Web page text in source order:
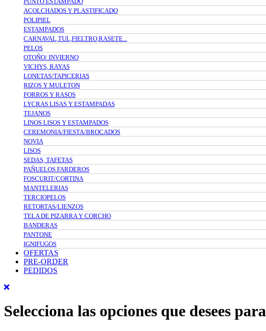
ACOLCHADOS Y PLASTIFICADO
POLIPIEL
ESTAMPADOS
CARNAVAL,TUL,FIELTRO,RASETE...
PELOS
OTOÑO/ INVIERNO
VICHYS, RAYAS
LONETAS/TAPICERIAS
RIZOS Y MULETON
FORROS Y RASOS
LYCRAS LISAS Y ESTAMPADAS
TEJANOS
LINOS LISOS Y ESTAMPADOS
CEREMONIA/FIESTA/BROCADOS
NOVIA
LISOS
SEDAS, TAFETAS
PAÑUELOS FARDEROS
FOSCURIT/CORTINA
MANTELERIAS
TERCIOPELOS
RETORTAS/LIENZOS
TELA DE PIZARRA Y CORCHO
BANDERAS
PANTONE
IGNIFUGOS
OFERTAS
PRE-ORDER
PEDIDOS
Selecciona las opciones que desees